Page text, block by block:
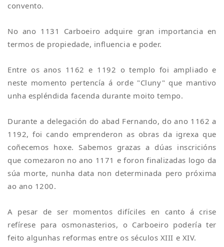
convento.
No ano 1131 Carboeiro adquire gran importancia en
termos de propiedade, influencia e poder.
Entre os anos 1162 e 1192 o templo foi ampliado e
neste momento pertencía á orde "Cluny" que mantivo
unha espléndida facenda durante moito tempo.
Durante a delegación do abad Fernando, do ano 1162 a
1192, foi cando emprenderon as obras da igrexa que
coñecemos hoxe. Sabemos grazas a dúas inscricións
que comezaron no ano 1171 e foron finalizadas logo da
súa morte, nunha data non determinada pero próxima
ao ano 1200.
A pesar de ser momentos difíciles en canto á crise
refírese para osmonasterios, o Carboeiro podería ter
feito algunhas reformas entre os séculos XIII e XIV.